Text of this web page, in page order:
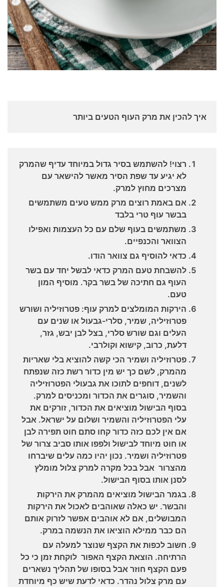
איך להכין את מרק העוף הטעים ביותר
רצוי! להשתמש בסיר גדול במיוחד עדיף שהמרק
לא יגיע עד שפת הסיר מאשר להישאר עם
מצרכים מחוץ למרק.
אם באמת רוצים מרק ממש טעים משתמשים
בבשר עוף טרי בלבד
משתמשים בעוף שלם עם כל העצמות ואפילו
הצוואר והכנפיים.
כדאי להוסיף גם צוואר הודו.
להשבחת טעם המרק כדאי לבשל יחד עם בשר
העוף גם חתיכה של בשר בקר. מוסיף המון
טעם.
הירקות המומלצים למרק עוף: פטרוזיליה ושורש
פטרוזיליה, שמיר, סלרי-גבעול או שנים עם
העלים וגם שורש סלרי, בצל לבן יבש, גזר,
דלעת, כרוב, קישוא וקולרבי.
פטרוזיליה ושמיר הכי קשה להוציא בלי שאריות
מהמרק, לשם כך יש מין כדור רשת כזה שנפתח
לשנים, דוחפים לתוכו את גבעולי הפטרוזיליה
והשמיר, סוגרים את הכדור ומכניסים למרק.
בסוף הבישול מוציאים את הכדור, זורקים את
עלי הפטרוזיליה והשמיר ושלום על ישראל. אבל
אם אין לכם כזה כדור קחו סתם חוט תפירה לבן
או חוט מיוחד לבישול ולפפו אותו סביב צרור של
פטרוזיליה ושמיר. נכון יהיו כמה עלים שיברחו
מהצרור אבל בכל מקרה למרק צלול מומלץ
לסנן אותו בסוף הבישול.
בגמר הבישול מוציאים מהמרק את הירקות
והבשר. יש כאלה שאוהבים לאכול את הירקות
המבושלים, אם לא אוהבים אפשר לזרוק אותם
הם כבר ממילא הוציאו את הנשמה במרק.
חשוב לכפות את הקצף שנוצר למעלה עם
הרתיחה. הוצאת הקצף האפור לוקחת זמן כי כל
פעם הקצף חוזר אבל בסופו של תהליך נשארים
עם מרק צלול נהדר. כדאי לדעת שיש כף מיוחדת